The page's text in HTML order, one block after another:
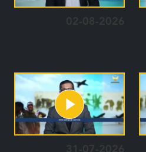
02-08-2026